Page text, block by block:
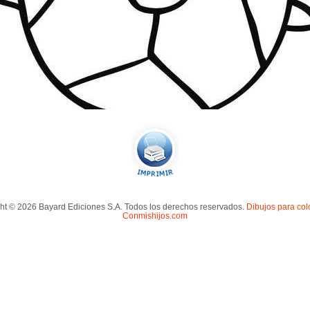
© 2026 Bayard Ediciones S.A. Todos los derechos reservados. Dibujos para
Conmishijos.com